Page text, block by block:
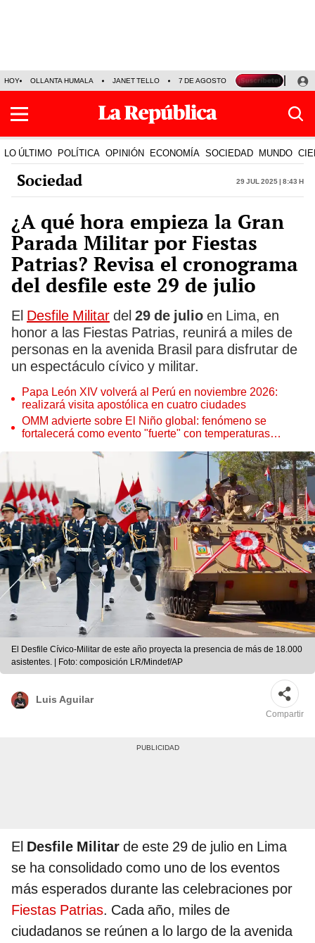
HOY OLLANTA HUMALA JANET TELLO 7 DE AGOSTO TINKA RESULTADOS
LO ÚLTIMO POLÍTICA OPINIÓN ECONOMÍA SOCIEDAD MUNDO
Sociedad 29 Jul 2025 | 8:43 h
¿A qué hora empieza la Gran
Parada Militar por Fiestas
Patrias? Revisa el cronograma
del desfile este 29 de julio
El Desfile Militar del 29 de julio en Lima, en
honor a las Fiestas Patrias, reunirá a miles de
personas en la avenida Brasil para disfrutar de
un espectáculo cívico y militar.
Papa León XIV volverá al Perú en noviembre 2026:
realizará visita apostólica en cuatro ciudades
OMM advierte sobre El Niño global: fenómeno se
fortalecerá como evento "fuerte" con temperaturas
El Desfile Cívico-Militar de este año proyecta la presencia de más de 18.000
asistentes. | Foto: composición LR/Mindef/AP
Luis Aguilar
Compartir
El Desfile Militar de este 29 de julio en Lima
se ha consolidado como uno de los eventos
más esperados durante las celebraciones por
Fiestas Patrias. Cada año, miles de
ciudadanos se reúnen a lo largo de la avenida